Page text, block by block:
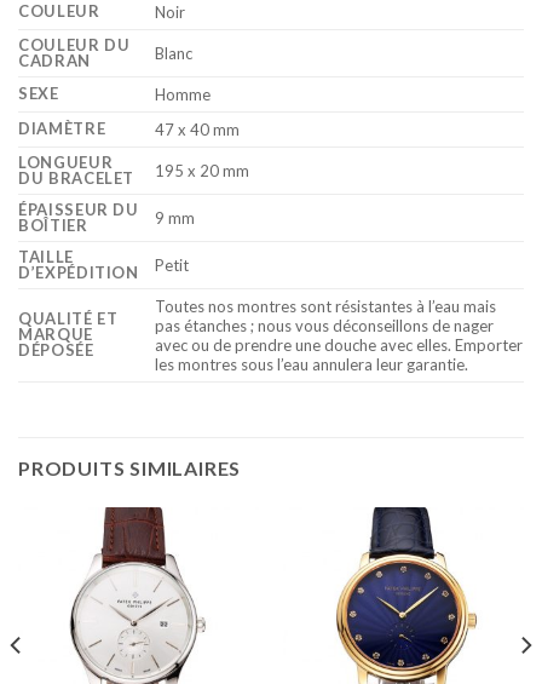
COULEUR
Noir
COULEUR DU
CADRAN
Blanc
SEXE
Homme
DIAMÈTRE
47 x 40 mm
LONGUEUR
DU BRACELET
195 x 20 mm
ÉPAISSEUR DU
BOÎTIER
9 mm
TAILLE
D’EXPÉDITION
Petit
QUALITÉ ET
MARQUE
DÉPOSÉE
Toutes nos montres sont résistantes à l’eau mais
pas étanches ; nous vous déconseillons de nager
avec ou de prendre une douche avec elles. Emporter
les montres sous l’eau annulera leur garantie.
PRODUITS SIMILAIRES